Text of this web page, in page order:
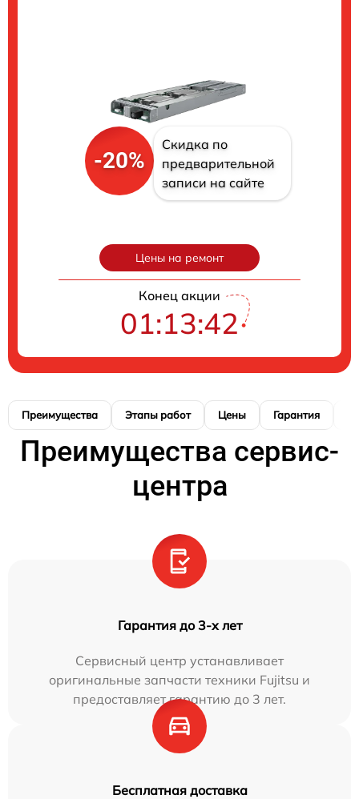
-20%
Скидка по
предварительной
записи на сайте
Цены на ремонт
Конец акции
01:13:41
Преимущества Этапы работ Цены Гарантия
Преимущества сервис-
центра
Гарантия до 3-х лет
Сервисный центр устанавливает
оригинальные запчасти техники Fujitsu и
предоставляет гарантию до 3 лет.
Бесплатная доставка